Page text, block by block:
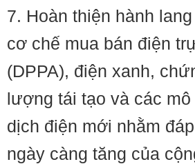
7. Hoàn thiện hành
cơ chế mua bán điện
(DPPA), điện xanh,
lượng tái tạo và các
dịch điện mới nhằm
ngày càng tăng của